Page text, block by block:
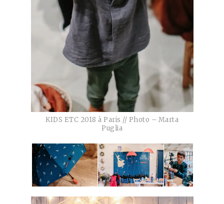
KIDS ETC 2018 à Paris // Photo – Marta
Puglia